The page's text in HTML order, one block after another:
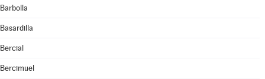
Barbolla
Basardilla
Bercial
Bercimuel